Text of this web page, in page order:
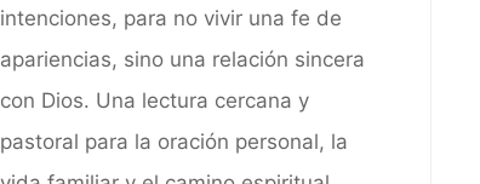
intenciones, para no vivir una fe de
apariencias, sino una relación sincera
con Dios. Una lectura cercana y
pastoral para la oración personal, la